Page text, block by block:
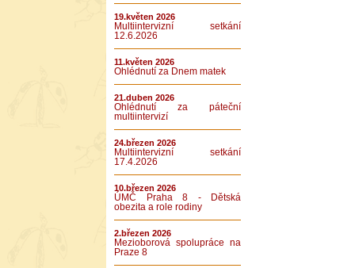
19.květen 2026
Multiintervizní setkání
12.6.2026
11.květen 2026
Ohlédnutí za Dnem matek
21.duben 2026
Ohlédnutí za páteční
multiintervizí
24.březen 2026
Multiintervizní setkání
17.4.2026
10.březen 2026
ÚMČ Praha 8 - Dětská
obezita a role rodiny
2.březen 2026
Mezioborová spolupráce na
Praze 8